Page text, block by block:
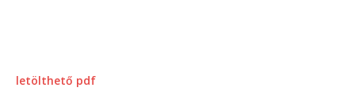
letölthető pdf